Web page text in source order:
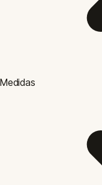
Medidas